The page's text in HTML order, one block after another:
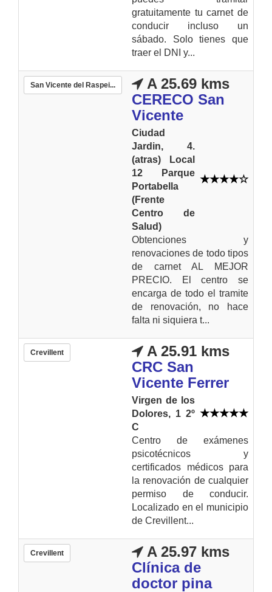
gratuitamente tu carnet de
conducir incluso un
sábado. Solo tienes que
traer el DNI y...
San Vicente del Raspei...
A 25.69 kms
CERECO San
Vicente
Ciudad
Jardin, 4.
(atras) Local
12 Parque
Portabella
(Frente
Centro de
Salud)
Obtenciones y
renovaciones de todo tipos
de carnet AL MEJOR
PRECIO. El centro se
encarga de todo el tramite
de renovación, no hace
falta ni siquiera t...
Crevillent
A 25.91 kms
CRC San
Vicente Ferrer
Virgen de los
Dolores, 1 2º
C
Centro de exámenes
psicotécnicos y
certificados médicos para
la renovación de cualquier
permiso de conducir.
Localizado en el municipio
de Crevillent...
Crevillent
A 25.97 kms
Clínica de
doctor pina